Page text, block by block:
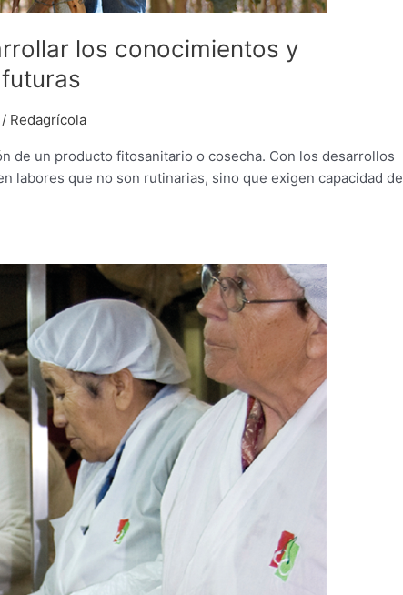
los conocimientos y
/ Redagrícola
de un producto fitosanitario o cosecha. Con los desarrollos
labores que no son rutinarias, sino que exigen capacidad de